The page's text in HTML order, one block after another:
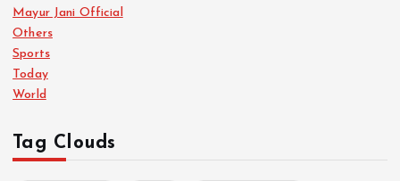
Mayur Jani Official
Others
Sports
Today
World
Tag Clouds